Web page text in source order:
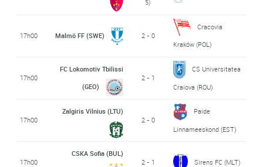
5)
17h00 Malmö FF (SWE) 2 - 0
Cracovia
Kraków (POL)
17h00
FC Lokomotiv Tbilissi
(GEO)
2 - 1
CS Universitatea
Craiova (ROU)
17h00
Zalgiris Vilnius (LTU)
2 - 0
Paide
Linnameeskond (EST)
17h00
CSKA Sofia (BUL)
2 - 1
Sirens FC (MLT)